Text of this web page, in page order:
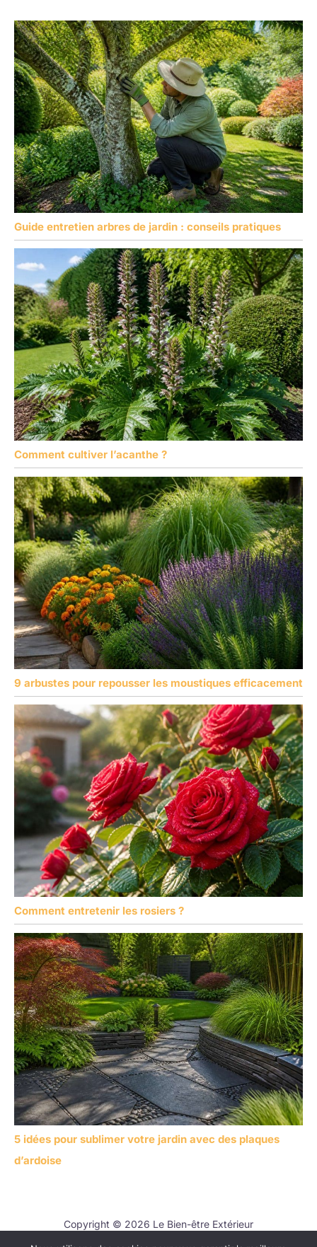
Guide entretien arbres de jardin : conseils pratiques
Comment cultiver l’acanthe ?
9 arbustes pour repousser les moustiques efficacement
Comment entretenir les rosiers ?
5 idées pour sublimer votre jardin avec des plaques
d’ardoise
Copyright © 2026 Le Bien-être Extérieur